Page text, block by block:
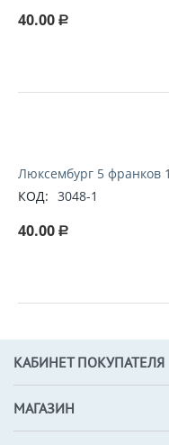
40.00 Р
Люксембург 5 франков
КОД: 3048-1
40.00 Р
КАБИНЕТ ПОКУПАТЕЛЯ
МАГАЗИН